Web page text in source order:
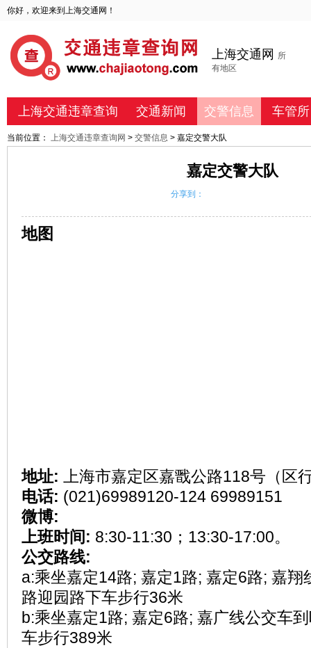
你好，欢迎来到上海交通网！
上海交通网
所
有地区
上海交通违章查询 交通新闻 交警信息 车管所
当前位置： 上海交通违章查询网 > 交警信息 > 嘉定交警大队
嘉定交警大队
分享到：
地图
地址: 上海市嘉定区嘉戬公路118号（区
电话: (021)69989120-124 69989151
微博:
上班时间: 8:30-11:30；13:30-17:00。
公交路线:
a:乘坐嘉定14路; 嘉定1路; 嘉定6路; 嘉翔
路迎园路下车步行36米
b:乘坐嘉定1路; 嘉定6路; 嘉广线公交车
车步行389米